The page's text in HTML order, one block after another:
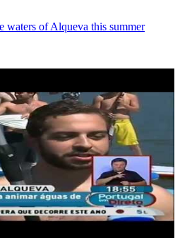
waters of Alqueva this summer